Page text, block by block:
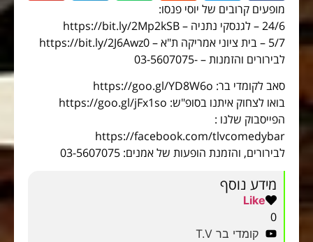
מופעים קרובים של יוסי פנסו:
24/6 – לגנסקי נתניה – https://bit.ly/2Mp2kSB
5/7 – בית ציוני אמריקה ת"א – https://bit.ly/2J6Awz0
לבירורים והזמנות – -03-5607075
סאב לקומדי בר: https://goo.gl/YD8W6o
בואו לצחוק איתנו בסופ"ש: https://goo.gl/jFx1so
הפייסבוק שלנו :
https://facebook.com/tlvcomedybar
לבירורים, והזמנת הופעות של אמנים: 03-5607075
מידע נוסף
Like
0
קומדי בר T.V